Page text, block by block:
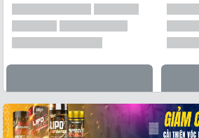
Xem tất cả →